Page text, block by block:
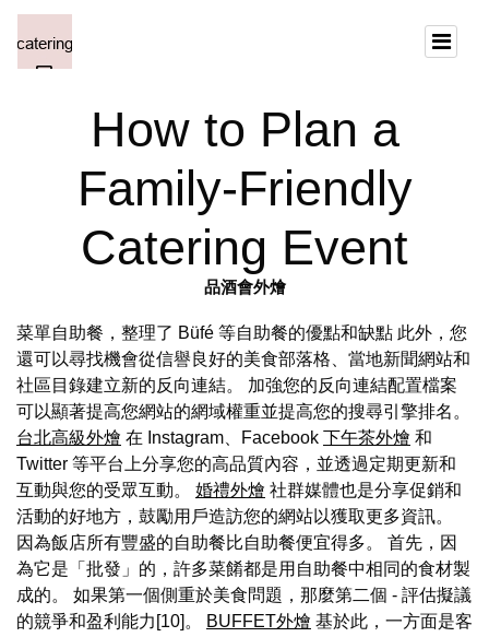
How to Plan a
Family-Friendly
Catering Event
品酒會外燴
菜單自助餐，整理了 Büfé 等自助餐的優點和缺點 此外，您
還可以尋找機會從信譽良好的美食部落格、當地新聞網站和
社區目錄建立新的反向連結。 加強您的反向連結配置檔案
可以顯著提高您網站的網域權重並提高您的搜尋引擎排名。
台北高級外燴 在 Instagram、Facebook 下午茶外燴 和
Twitter 等平台上分享您的高品質內容，並透過定期更新和
互動與您的受眾互動。 婚禮外燴 社群媒體也是分享促銷和
活動的好地方，鼓勵用戶造訪您的網站以獲取更多資訊。
因為飯店所有豐盛的自助餐比自助餐便宜得多。 首先，因
為它是「批發」的，許多菜餚都是用自助餐中相同的食材製
成的。 如果第一個側重於美食問題，那麼第二個 - 評估擬議
的競爭和盈利能力[10]。
BUFFET外燴 基於此，一方面是客